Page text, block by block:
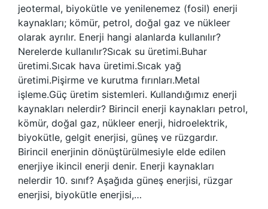
jeotermal, biyokütle ve yenilenemez (fosil) enerji
kaynakları; kömür, petrol, doğal gaz ve nükleer
olarak ayrılır. Enerji hangi alanlarda kullanılır?
Nerelerde kullanılır?Sıcak su üretimi.Buhar
üretimi.Sıcak hava üretimi.Sıcak yağ
üretimi.Pişirme ve kurutma fırınları.Metal
işleme.Güç üretim sistemleri. Kullandığımız enerji
kaynakları nelerdir? Birincil enerji kaynakları petrol,
kömür, doğal gaz, nükleer enerji, hidroelektrik,
biyokütle, gelgit enerjisi, güneş ve rüzgardır.
Birincil enerjinin dönüştürülmesiyle elde edilen
enerjiye ikincil enerji denir. Enerji kaynakları
nelerdir 10. sınıf? Aşağıda güneş enerjisi, rüzgar
enerjisi, biyokütle enerjisi,…